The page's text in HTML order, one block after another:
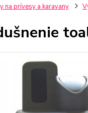
na prívesy a karavany